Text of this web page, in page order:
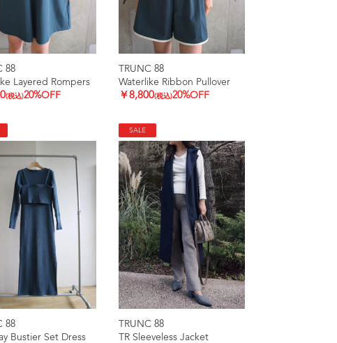
88
Layered Rompers
(税込)20%OFF
TRUNC 88
Waterlike Ribbon Pullover
￥8,800(税込)20%OFF
88
Bustier Set Dress
SALE
TRUNC 88
TR Sleeveless Jacket